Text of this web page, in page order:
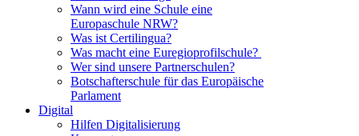
Wann wird eine Schule eine
Europaschule NRW?
Was ist Certilingua?
Was macht eine Euregioprofilschule?
Wer sind unsere Partnerschulen?
Botschafterschule für das Europäische
Parlament
Digital
Hilfen Digitalisierung